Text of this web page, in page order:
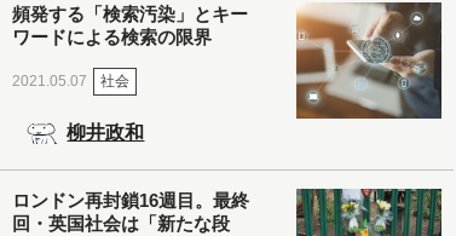
頻発する「検索汚染」とキー
ワードによる検索の限界
2021.05.07 社会
柳井政和
ロンドン再封鎖16週目。最終
回・英国社会は「新たな段